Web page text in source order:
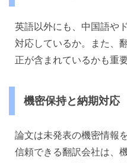
英語以外にも、中国語や
対応しているか。また、
正が含まれているかも重
機密保持と納期対応
論文は未発表の機密情報
信頼できる翻訳会社は、